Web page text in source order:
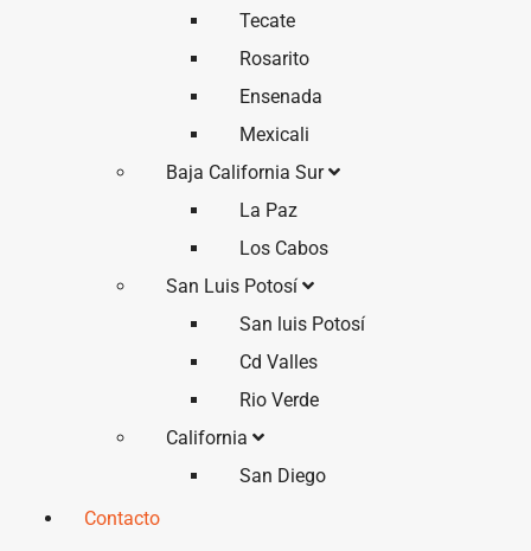
Tecate
Rosarito
Ensenada
Mexicali
Baja California Sur
La Paz
Los Cabos
San Luis Potosí
San luis Potosí
Cd Valles
Rio Verde
California
San Diego
Contacto